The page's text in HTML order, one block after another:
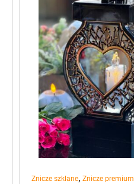
Znicze szklane, Znicze premium